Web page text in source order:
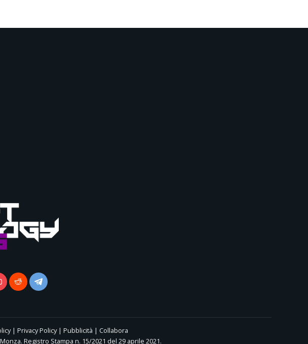
| Privacy Policy| Pubblicità | Collabora
Registro Stampa n. 15/2021 del 29 aprile 2021.